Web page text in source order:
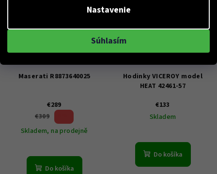
Nastavenie
Súhlasím
Maserati R8873640025
€289
€309
Skladem, na prodejně
Do košíka
Hodinky VICEROY model
HEAT 42461-57
€133
Skladem
Do košíka